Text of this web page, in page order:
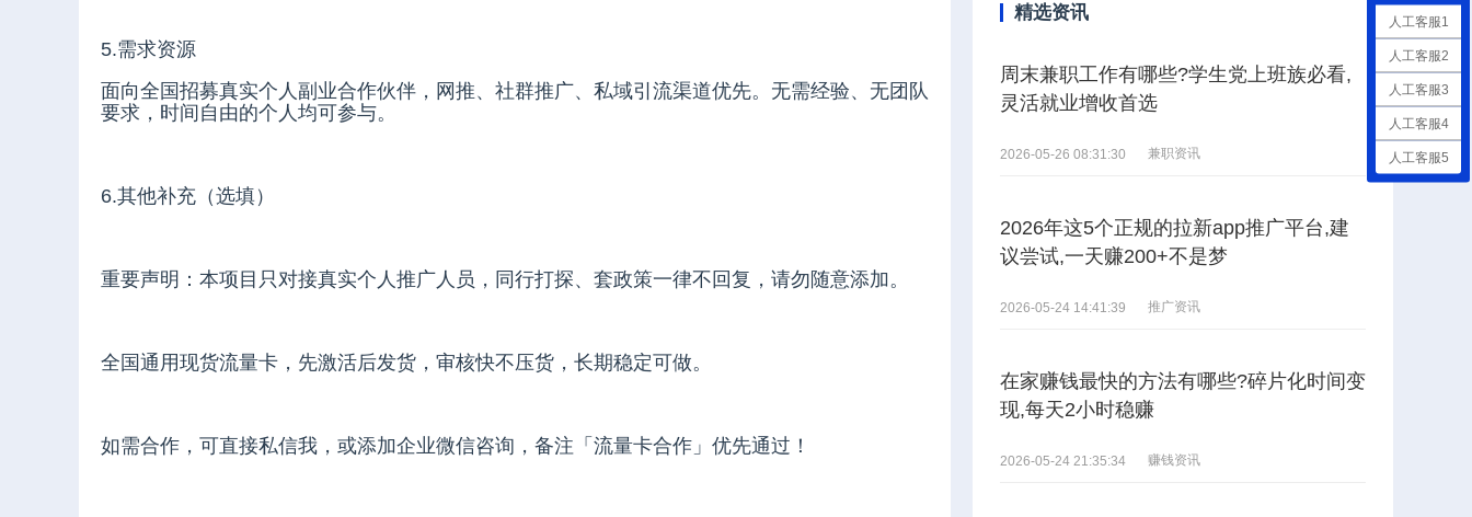
5.需求资源
面向全国招募真实个人副业合作伙伴，网推、社群推广、私域引流渠道优先。无需经验、无团队
要求，时间自由的个人均可参与。
6.其他补充（选填）
重要声明：本项目只对接真实个人推广人员，同行打探、套政策一律不回复，请勿随意添加。
全国通用现货流量卡，先激活后发货，审核快不压货，长期稳定可做。
如需合作，可直接私信我，或添加企业微信咨询，备注「流量卡合作」优先通过！
精选资讯
周末兼职工作有哪些?学生党上班族必看,
灵活就业增收首选
2026-05-26 08:31:30 兼职资讯
2026年这5个正规的拉新app推广平台,建
议尝试,一天赚200+不是梦
2026-05-24 14:41:39 推广资讯
在家赚钱最快的方法有哪些?碎片化时间变
现,每天2小时稳赚
2026-05-24 21:35:34 赚钱资讯
人工客服1
人工客服2
人工客服3
人工客服4
人工客服5